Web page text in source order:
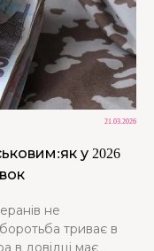
21.03.2026
у 2026
не
триває в
в довідці має